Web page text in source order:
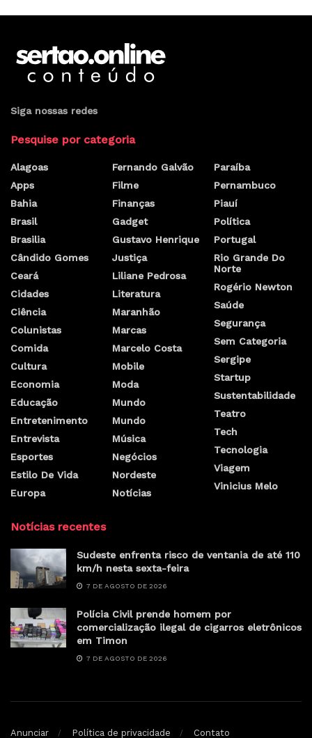
Siga nossas redes
Pesquise por categoria
Alagoas
Apps
Bahia
Brasil
Brasilia
Cândido Gomes
Ceará
Cidades
Ciência
Colunistas
Comida
Cultura
Economia
Educação
Entretenimento
Entrevista
Esportes
Estilo De Vida
Europa
Fernando Galvão
Filme
Finanças
Gadget
Gustavo Henrique
Justiça
Liliane Pedrosa
Literatura
Maranhão
Marcas
Marcelo Costa
Mobile
Moda
Mundo
Mundo
Música
Negócios
Nordeste
Notícias
Paraíba
Pernambuco
Piauí
Política
Portugal
Rio Grande Do
Norte
Rogério Newton
Saúde
Segurança
Sem Categoria
Sergipe
Startup
Sustentabilidade
Teatro
Tech
Tecnologia
Viagem
Vinicius Melo
Notícias recentes
Sudeste enfrenta risco de ventania de até 110
km/h nesta sexta-feira
7 DE AGOSTO DE 2026
Polícia Civil prende homem por
comercialização ilegal de cigarros eletrônicos
em Timon
7 DE AGOSTO DE 2026
Anunciar Política de privacidade Contato